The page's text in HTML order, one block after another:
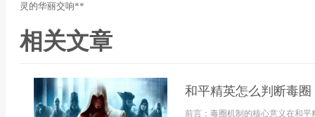
灵的华丽交响**
相关文章
和平精英怎么判断毒
前言：毒圈机制的核心意义在和